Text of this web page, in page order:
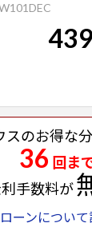
スのお得な
36 回ま
手数料が
ーンについ